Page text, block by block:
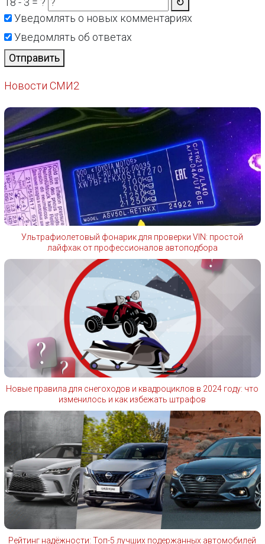
Уведомлять о новых комментариях
Уведомлять об ответах
Отправить
Новости СМИ2
Ультрафиолетовый фонарик для проверки VIN: простой
лайфхак от профессионалов автоподбора
Новые правила для снегоходов и квадроциклов в 2024 году: что
изменилось и как избежать штрафов
Рейтинг надёжности: Топ-5 лучших подержанных автомобилей